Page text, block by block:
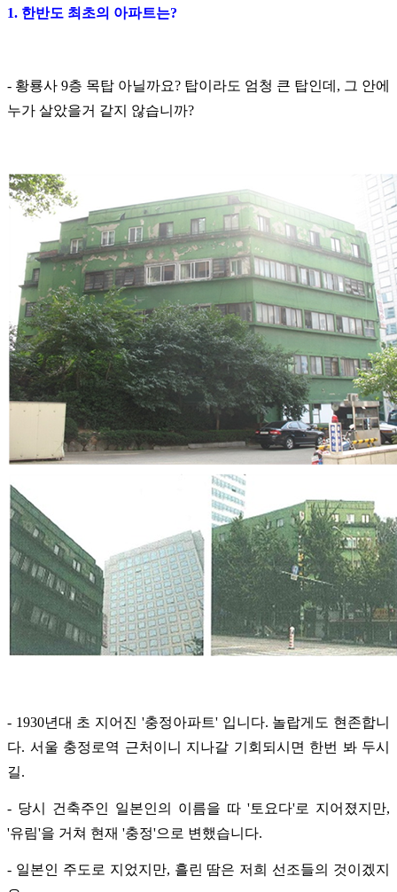
1. 한반도 최초의 아파트는?
- 황룡사 9층 목탑 아닐까요? 탑이라도 엄청 큰 탑인데, 그 안에
누가 살았을거 같지 않습니까?
- 1930년대 초 지어진 '충정아파트' 입니다. 놀랍게도 현존합니
다. 서울 충정로역 근처이니 지나갈 기회되시면 한번 봐 두시
길.
- 당시 건축주인 일본인의 이름을 따 '토요다'로 지어졌지만,
'유림'을 거쳐 현재 '충정'으로 변했습니다.
- 일본인 주도로 지었지만, 흘린 땀은 저희 선조들의 것이겠지